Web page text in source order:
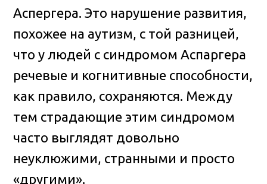
Аспергера. Это нарушение развития,
похожее на аутизм, с той разницей,
что у людей с синдромом Аспаргера
речевые и когнитивные способности,
как правило, сохраняются. Между
тем страдающие этим синдромом
часто выглядят довольно
неуклюжими, странными и просто
«другими».